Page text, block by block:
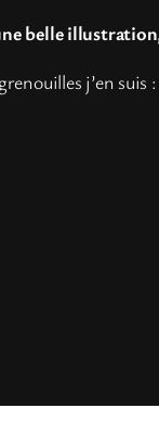
belle
j’en